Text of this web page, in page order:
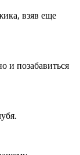
взяв еще
и позабавиться